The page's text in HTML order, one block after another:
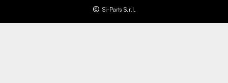
Si-Parts S.r.l.